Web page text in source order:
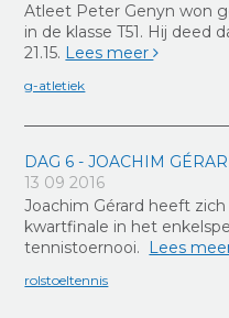
Atleet Peter Genyn won
in de klasse T51. Hij deed
21.15. Lees meer
g-atletiek
DAG 6 - JOACHIM
13 09 2016
Joachim Gérard heeft
kwartfinale in het
tennistoernooi.
Lees
rolstoeltennis